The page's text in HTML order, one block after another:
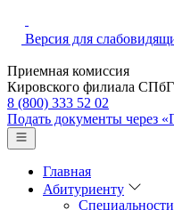
Версия для
Приемная комиссия
Кировского филиала
8 (800) 333 52 02
Подать документы через
Главная
Абитуриенту
Специальности